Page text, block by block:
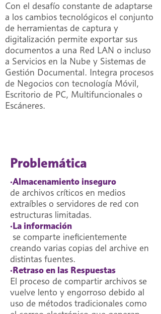
Con el desafío constante de adaptarse
a los cambios tecnológicos el conjunto
de herramientas de captura y
digitalización permite exportar sus
documentos a una Red LAN o incluso
a Servicios en la Nube y Sistemas de
Gestión Documental. Integra procesos
de Negocios con tecnología Móvil,
Escritorio de PC, Multifuncionales o
Escáneres.
Problemática
·Almacenamiento inseguro
de archivos críticos en medios
extraíbles o servidores de red con
estructuras limitadas.
·La información
se comparte ineficientemente
creando varias copias del archive en
distintas fuentes.
·Retraso en las Respuestas
El proceso de compartir archivos se
vuelve lento y engorroso debido al
uso de métodos tradicionales como